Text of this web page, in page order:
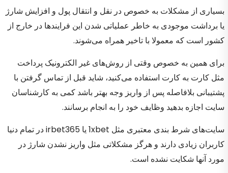
بسیاری از مشکلات به خصوص در نقل و انتقال پول و افزایش شارژ
یا برداشت موجودی به خاطر عملیاتی شدن این فرایندها در خارج از
کشور است که معمولا با تاخیر همراه می‌شوند.
برای همین به خصوص وقتی از روش‌های غیر الکترونیک پرداخت
مثل کارت به کارت استفاده می‌کنید، شاید قبل از تماس گرفتن با
پشتیبانی بلافاصله پس از واریز وجه بهتر باشد کمی به کارشناسان
سایت اجازه بدهید وظایف خود را به انجام برسانند.
سایت‌های شرط بندی معتبری مثل 1xbet یا irbet365 در تمام دنیا
کاربران زیادی دارند و هرگز مشکلاتی مثل واریز نشدن شارژ در
مورد آنها شکایت نشده است.